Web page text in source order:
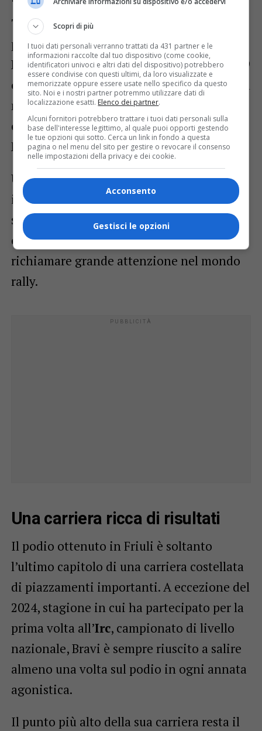
Tra le novità più attese c’è anche il
possibile debutto su una nuova vettura.
Bravi, infatti, corre con Friulmotor dal 2019
e nelle prossime gare potrebbe utilizzare la
nuovaLancia Ypsilon Rally2
che dovrebbe arrivare a breve al team di
Manzano.
Una scelta che rappresenterebbe un
importante passo avanti tecnico e
simbolico per il pilota udinese, pronto a
confrontarsi con una vettura destinata a
richiamare grande attenzione nel mondo
rally.
Una carriera ricca di risultati
Il podio ottenuto in Friuli è soltanto
l’ultimo capitolo di una carriera costellata
di piazzamenti importanti. A eccezione del
2024, stagione in cui ha partecipato per la
prima volta all’Irc, campionato di livello
nazionale, Bravi è sempre riuscito a salire
almeno una volta sul podio in ogni annata
agonistica.
Il punto più alto della sua carriera resta il
Scopri di più
I tuoi dati personali verranno trattati da 431 partner e le
informazioni raccolte dal tuo dispositivo (come cookie,
identificatori univoci e altri dati del dispositivo) potrebbero
essere condivise con questi ultimi, da loro visualizzate e
memorizzate oppure essere usate nello specifico da questo
sito. Noi e i nostri partner potremmo utilizzare dati di
localizzazione esatti. Elenco dei partner.
Alcuni fornitori potrebbero trattare i tuoi dati personali sulla
base dell'interesse legittimo, al quale puoi opporti gestendo
le tue opzioni qui sotto. Cerca un link in fondo a questa
pagina o nel menu del sito per gestire o revocare il consenso
nelle impostazioni della privacy e dei cookie.
Acconsento
Gestisci le opzioni